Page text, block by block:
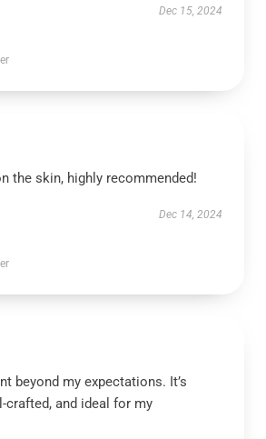
Dec 15, 2024
the skin, highly recommended!
Dec 14, 2024
beyond my expectations. It’s
crafted, and ideal for my